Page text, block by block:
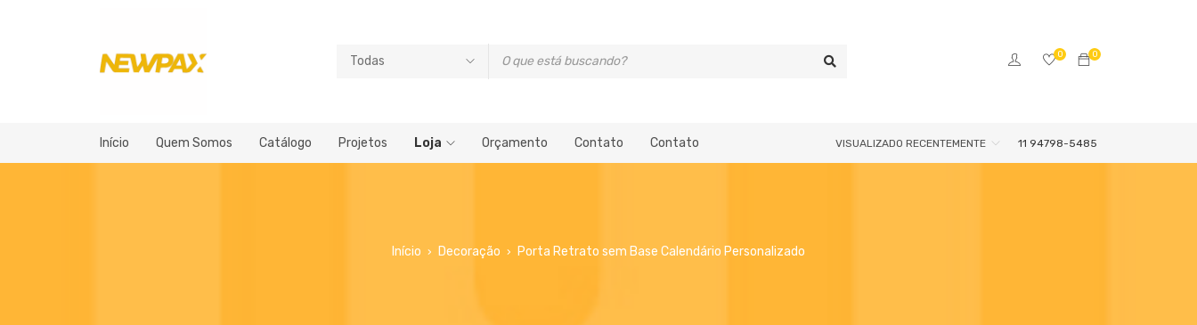
0
0
Início Quem Somos Catálogo Projetos Loja Orçamento Contato Contato 11 94798-5485
VISUALIZADO RECENTEMENTE
Início › Decoração › Porta Retrato sem Base Calendário Personalizado